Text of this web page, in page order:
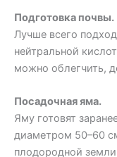
Подготовка почвы.
Лучше всего
нейтральной
можно облегчить,
Посадочная яма.
Яму готовят
диаметром 50–60
плодородной